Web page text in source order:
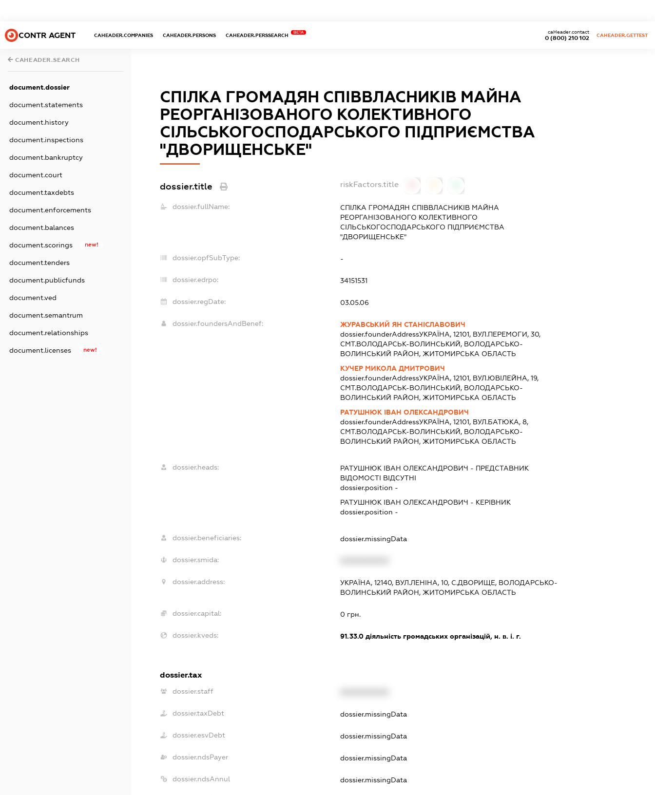
CONTR AGENT CAHEADER.COMPANIES CAHEADER.PERSONS CAHEADER.PERSSEARCH
BETA
0 (800) 210 102
caHeader.contact
CAHEADER.GETTEST
CAHEADER.SEARCH
document.dossier
document.statements
document.history
document.inspections
document.bankruptcy
document.court
document.taxdebts
document.enforcements
document.balances
document.scorings new!
document.tenders
document.publicfunds
document.ved
document.semantrum
document.relationships
document.licenses new!
СПІЛКА ГРОМАДЯН СПІВВЛАСНИКІВ МАЙНА
РЕОРГАНІЗОВАНОГО КОЛЕКТИВНОГО
СІЛЬСЬКОГОСПОДАРСЬКОГО ПІДПРИЄМСТВА
"ДВОРИЩЕНСЬКЕ"
dossier.title riskFactors.title
dossier.fullName:
СПІЛКА ГРОМАДЯН СПІВВЛАСНИКІВ МАЙНА
РЕОРГАНІЗОВАНОГО КОЛЕКТИВНОГО
СІЛЬСЬКОГОСПОДАРСЬКОГО ПІДПРИЄМСТВА
"ДВОРИЩЕНСЬКЕ"
dossier.opfSubType: -
dossier.edrpo: 34151531
dossier.regDate: 03.05.06
dossier.foundersAndBenef:
ЖУРАВСЬКИЙ ЯН СТАНІСЛАВОВИЧ
dossier.founderAddressУКРАЇНА, 12101, ВУЛ.ПЕРЕМОГИ, 30,
СМТ.ВОЛОДАРСЬК-ВОЛИНСЬКИЙ, ВОЛОДАРСЬКО-
ВОЛИНСЬКИЙ РАЙОН, ЖИТОМИРСЬКА ОБЛАСТЬ
КУЧЕР МИКОЛА ДМИТРОВИЧ
dossier.founderAddressУКРАЇНА, 12101, ВУЛ.ЮВІЛЕЙНА, 19,
СМТ.ВОЛОДАРСЬК-ВОЛИНСЬКИЙ, ВОЛОДАРСЬКО-
ВОЛИНСЬКИЙ РАЙОН, ЖИТОМИРСЬКА ОБЛАСТЬ
РАТУШНЮК ІВАН ОЛЕКСАНДРОВИЧ
dossier.founderAddressУКРАЇНА, 12101, ВУЛ.БАТЮКА, 8,
СМТ.ВОЛОДАРСЬК-ВОЛИНСЬКИЙ, ВОЛОДАРСЬКО-
ВОЛИНСЬКИЙ РАЙОН, ЖИТОМИРСЬКА ОБЛАСТЬ
dossier.heads: РАТУШНЮК ІВАН ОЛЕКСАНДРОВИЧ - ПРЕДСТАВНИК
ВІДОМОСТІ ВІДСУТНІ
dossier.position -
РАТУШНЮК ІВАН ОЛЕКСАНДРОВИЧ - КЕРІВНИК
dossier.position -
dossier.beneficiaries: dossier.missingData
dossier.smida:
dossier.address:
УКРАЇНА, 12140, ВУЛ.ЛЕНІНА, 10, С.ДВОРИЩЕ, ВОЛОДАРСЬКО-
ВОЛИНСЬКИЙ РАЙОН, ЖИТОМИРСЬКА ОБЛАСТЬ
dossier.capital: 0 грн.
dossier.kveds: 91.33.0 діяльність громадських організацій, н. в. і. г.
dossier.tax
dossier.staff
dossier.taxDebt dossier.missingData
dossier.esvDebt dossier.missingData
dossier.ndsPayer dossier.missingData
dossier.ndsAnnul dossier.missingData